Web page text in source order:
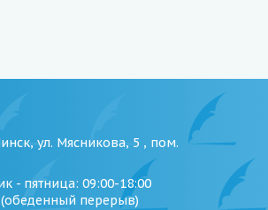
ул. Мясникова, 5 , пом.
- пятница: 09:00-18:00
(обеденный перерыв)